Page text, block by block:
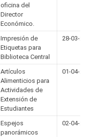
oficina del
Director
Económico.
Impresión de
Etiquetas para
Biblioteca Central
28-03-
Artículos
Alimenticios para
Actividades de
Extensión de
Estudiantes
01-04-
Espejos
panorámicos
02-04-